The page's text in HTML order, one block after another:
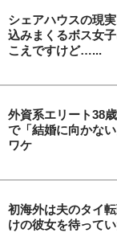
シェアハウスの現
込みまくるボス女
こえですけど…...
外資系エリート38
で「結婚に向かな
ワケ
初海外は夫のタイ
けの彼女を待って